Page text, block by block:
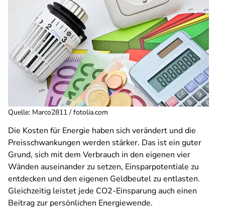
Quelle: Marco2811 / fotolia.com
Die Kosten für Energie haben sich verändert und die
Preisschwankungen werden stärker. Das ist ein guter
Grund, sich mit dem Verbrauch in den eigenen vier
Wänden auseinander zu setzen, Einsparpotentiale zu
entdecken und den eigenen Geldbeutel zu entlasten.
Gleichzeitig leistet jede CO2-Einsparung auch einen
Beitrag zur persönlichen Energiewende.